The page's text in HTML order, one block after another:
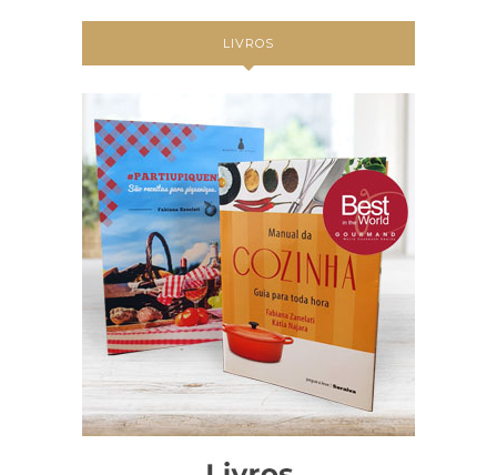
LIVROS